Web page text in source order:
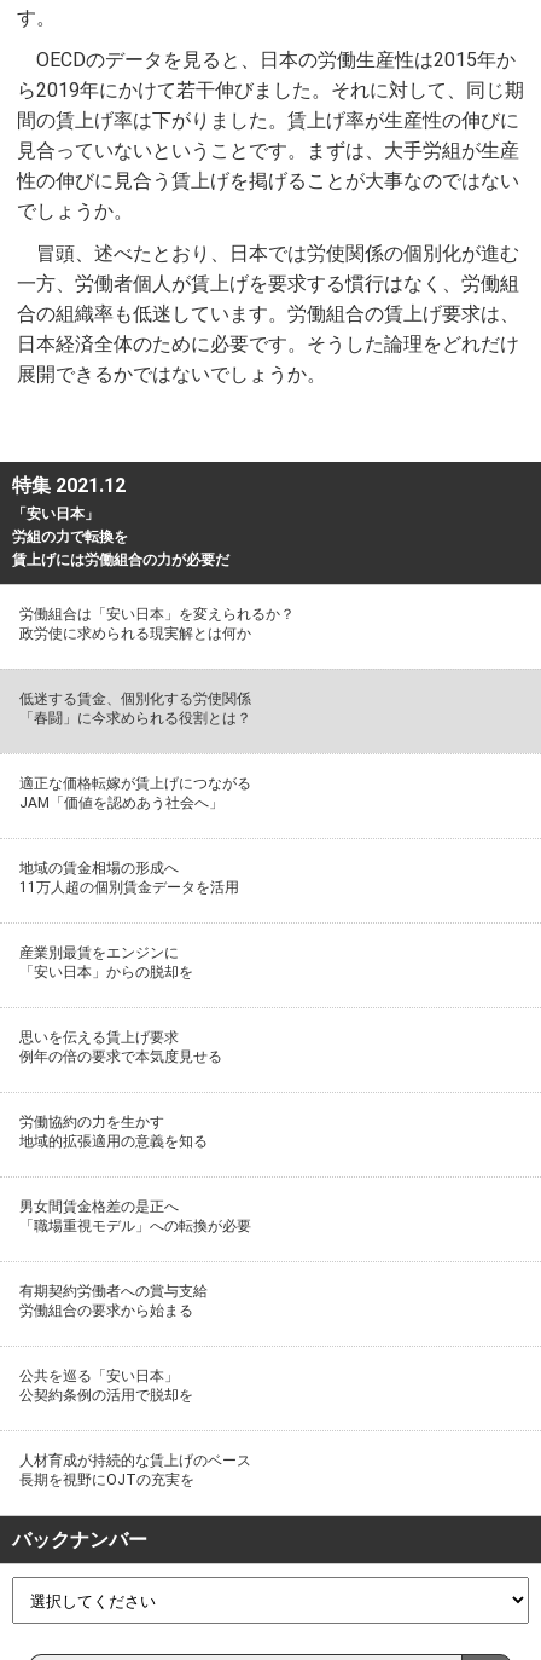
す。
OECDのデータを見ると、日本の労働生産性は2015年か
ら2019年にかけて若干伸びました。それに対して、同じ期
間の賃上げ率は下がりました。賃上げ率が生産性の伸びに
見合っていないということです。まずは、大手労組が生産
性の伸びに見合う賃上げを掲げることが大事なのではない
でしょうか。
冒頭、述べたとおり、日本では労使関係の個別化が進む
一方、労働者個人が賃上げを要求する慣行はなく、労働組
合の組織率も低迷しています。労働組合の賃上げ要求は、
日本経済全体のために必要です。そうした論理をどれだけ
展開できるかではないでしょうか。
特集 2021.12
「安い日本」
労組の力で転換を
賃上げには労働組合の力が必要だ
労働組合は「安い日本」を変えられるか？
政労使に求められる現実解とは何か
低迷する賃金、個別化する労使関係
「春闘」に今求められる役割とは？
適正な価格転嫁が賃上げにつながる
JAM「価値を認めあう社会へ」
地域の賃金相場の形成へ
11万人超の個別賃金データを活用
産業別最賃をエンジンに
「安い日本」からの脱却を
思いを伝える賃上げ要求
例年の倍の要求で本気度見せる
労働協約の力を生かす
地域的拡張適用の意義を知る
男女間賃金格差の是正へ
「職場重視モデル」への転換が必要
有期契約労働者への賞与支給
労働組合の要求から始まる
公共を巡る「安い日本」
公契約条例の活用で脱却を
人材育成が持続的な賃上げのベース
長期を視野にOJTの充実を
バックナンバー